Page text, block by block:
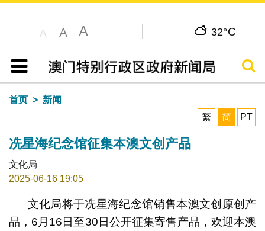
A A A 32°C
目录
搜寻
首页
新闻
繁
简 PT
冼星海纪念馆征集本澳文创产品
文化局
2025-06-16 19:05
文化局将于冼星海纪念馆销售本澳文创原创产
品，6月16日至30日公开征集寄售产品，欢迎本澳